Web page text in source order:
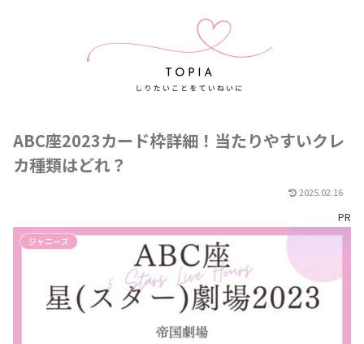
ABC座2023カード枠詳細！当たりやすいクレ
カ種類はどれ？
2025.02.16
PR
ジャニーズ